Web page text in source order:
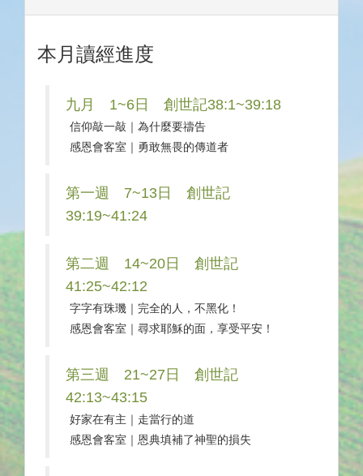
本月讀經進度
九月 1~6日 創世記38:1~39:18
信仰敲一敲｜為什麼要禱告
感恩會客室｜勇敢無畏的傳道者
第一週 7~13日 創世記
39:19~41:24
第二週 14~20日 創世記
41:25~42:12
字字有珠璣｜完全的人，不黑化！
感恩會客室｜尋求耶穌的面，享受平安！
第三週 21~27日 創世記
42:13~43:15
好家在有主｜走當行的道
感恩會客室｜恩典填補了神聖的損失